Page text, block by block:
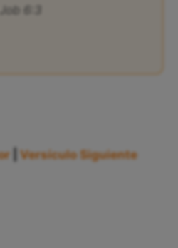
Job 6:3
Versículo Siguiente